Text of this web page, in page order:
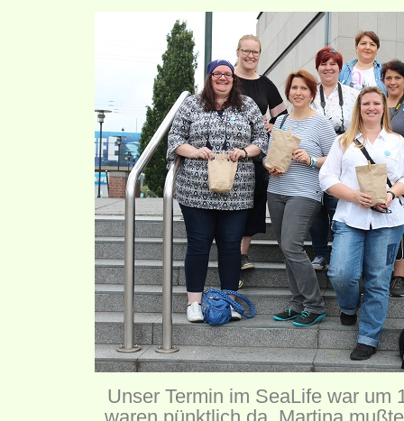
Unser Termin im SeaLife war um